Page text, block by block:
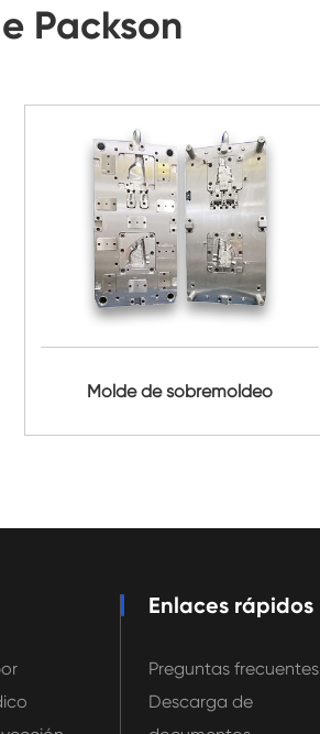
Packson
Molde de sobremoldeo
Enlaces rápidos
Preguntas frecuentes
Descarga de